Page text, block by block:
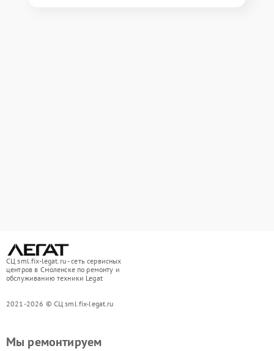
СЦ sml.fix-legat.ru - сеть сервисных
центров в Смоленске по ремонту и
обслуживанию техники Legat
2021-2026 © СЦ sml.fix-legat.ru
Мы ремонтируем